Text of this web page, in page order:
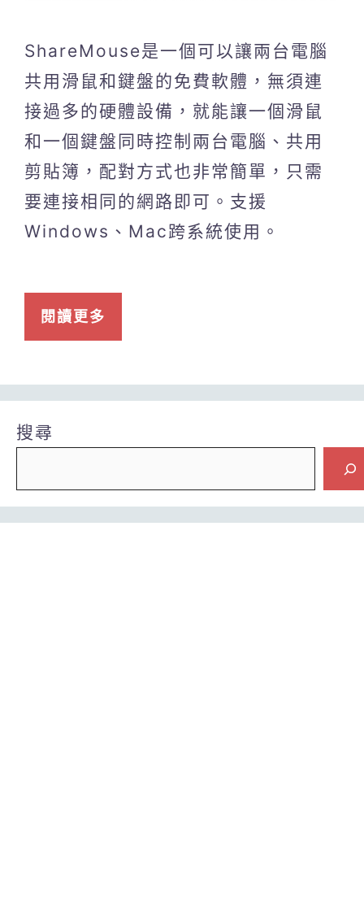
ShareMouse是一個可以讓兩台電腦
共用滑鼠和鍵盤的免費軟體，無須連
接過多的硬體設備，就能讓一個滑鼠
和一個鍵盤同時控制兩台電腦、共用
剪貼簿，配對方式也非常簡單，只需
要連接相同的網路即可。支援
Windows、Mac跨系統使用。
閱讀更多
搜尋